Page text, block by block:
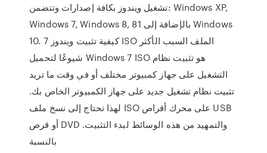
تشغيل ويندوز بكافة إصدارات وتتضمن: Windows XP,
Windows 7, Windows 8, 81 بالإضافة إلى Windows
10. كيفية تثبيت ويندوز 7 ISO الملف السبب الأكثر
شيوعًا لتحميل Windows 7 ISO هو تثبيت نظام
التشغيل على جهاز كمبيوتر مختلف أو في وقت ما تريد
تثبيت نظام تشغيل جديد على جهاز الكمبيوتر الخاص بك.
لهذا تحتاج إلى نسخ ملف ISO على محرك أقراص USB
أو قرص DVD والتمهيد من هذه الوسائط لبدء التثبيت.
بالنسبة